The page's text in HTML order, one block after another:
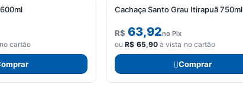
cartão
Cachaça Santo Grau Itirapuã 750ml
R$ 63,92no Pix
ouR$ 65,90à vista no cartão
Comprar